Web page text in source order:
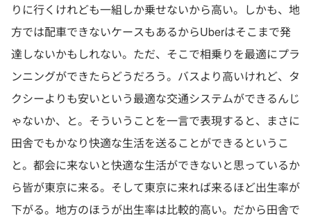
りに行くけれども一組しか乗せないから高い。しかも、地
方では配車できないケースもあるからUberはそこまで発
達しないかもしれない。ただ、そこで相乗りを最適にプラ
ンニングができたらどうだろう。バスより高いけれど、タ
クシーよりも安いという最適な交通システムができるんじ
ゃないか、と。そういうことを一言で表現すると、まさに
田舎でもかなり快適な生活を送ることができるというこ
と。都会に来ないと快適な生活ができないと思っているか
ら皆が東京に来る。そして東京に来れば来るほど出生率が
下がる。地方のほうが出生率は比較的高い。だから田舎で